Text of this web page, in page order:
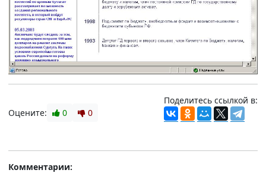
Оцените: 0 0
Поделитесь ссылкой в:
Комментарии: